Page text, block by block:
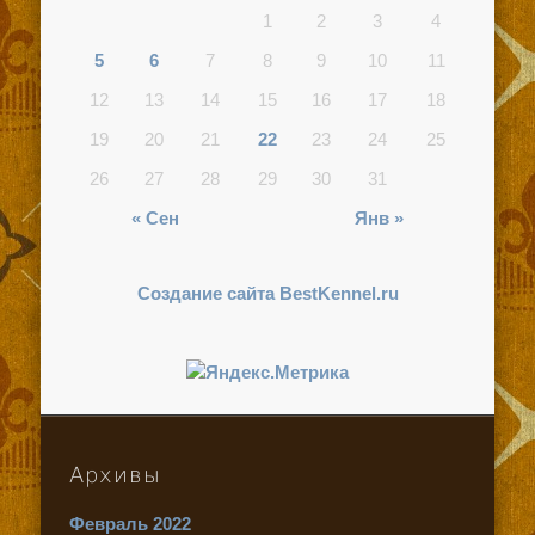
« Сен Янв »
1 2 3
4
5
6 7 8 9 10
11
12
13 14 15 16 17
18
19
20 21 22 23 24
25
26
27 28 29 30 31
Создание сайта BestKennel.ru
Архивы
Февраль 2022